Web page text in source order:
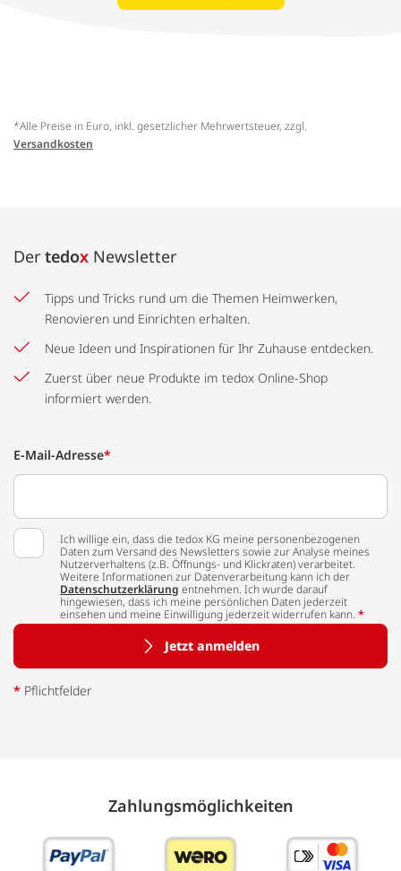
*Alle Preise in Euro, inkl. gesetzlicher Mehrwertsteuer, zzgl.
Versandkosten
Der tedox Newsletter
Tipps und Tricks rund um die Themen Heimwerken,
Renovieren und Einrichten erhalten.
Neue Ideen und Inspirationen für Ihr Zuhause entdecken.
Zuerst über neue Produkte im tedox Online-Shop
informiert werden.
E-Mail-Adresse*
Ich willige ein, dass die tedox KG meine personenbezogenen
Daten zum Versand des Newsletters sowie zur Analyse meines
Nutzerverhaltens (z.B. Öffnungs- und Klickraten) verarbeitet.
Weitere Informationen zur Datenverarbeitung kann ich der
Datenschutzerklärung entnehmen. Ich wurde darauf
hingewiesen, dass ich meine persönlichen Daten jederzeit
einsehen und meine Einwilligung jederzeit widerrufen kann. *
Jetzt anmelden
* Pflichtfelder
Zahlungs­möglich­keiten